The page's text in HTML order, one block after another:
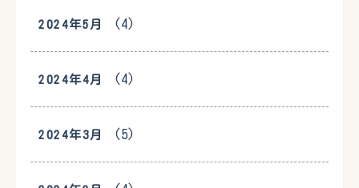
2024年5月 (4)
2024年4月 (4)
2024年3月 (5)